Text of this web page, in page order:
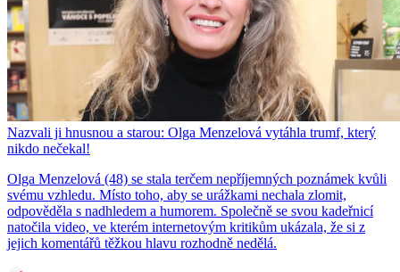
Nazvali ji hnusnou a starou: Olga Menzelová vytáhla trumf, který
nikdo nečekal!
Olga Menzelová (48) se stala terčem nepříjemných poznámek kvůli
svému vzhledu. Místo toho, aby se urážkami nechala zlomit,
odpověděla s nadhledem a humorem. Společně se svou kadeřnicí
natočila video, ve kterém internetovým kritikům ukázala, že si z
jejich komentářů těžkou hlavu rozhodně nedělá.